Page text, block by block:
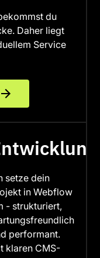
du
Daher liegt
Service
setze dein
in Webflow
- strukturiert,
performant.
klaren CMS-